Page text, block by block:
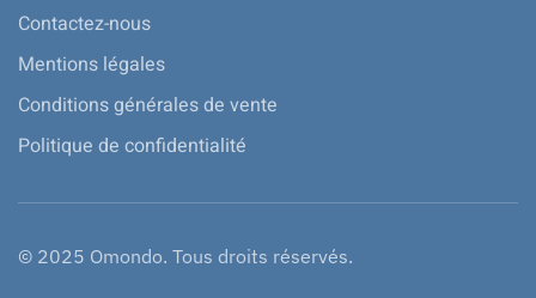
Contactez-nous
Mentions légales
Conditions générales de vente
Politique de confidentialité
© 2025 Omondo. Tous droits réservés.